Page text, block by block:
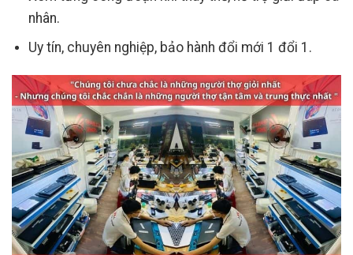
nhân.
Uy tín, chuyên nghiệp, bảo hành đổi mới 1 đổi 1.